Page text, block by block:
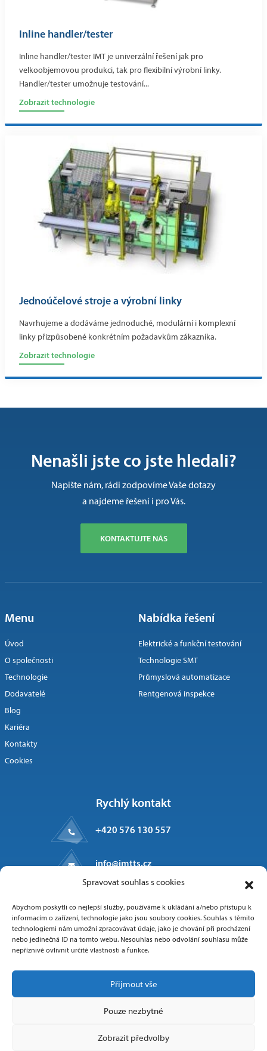
Spravovat souhlas s cookies
Abychom poskytli co nejlepší služby, používáme k ukládání a/nebo přístupu k
informacím o zařízení, technologie jako jsou soubory cookies. Souhlas s těmito
technologiemi nám umožní zpracovávat údaje, jako je chování při procházení
nebo jedinečná ID na tomto webu. Nesouhlas nebo odvolání souhlasu může
nepříznivě ovlivnit určité vlastnosti a funkce.
Přijmout vše
Pouze nezbytné
Zobrazit předvolby
Inline handler/tester
Inline handler/tester IMT je univerzální řešení jak pro
velkoobjemovou produkci, tak pro flexibilní výrobní linky.
Handler/tester umožnuje testování...
Zobrazit technologie
Jednoúčelové stroje a výrobní linky
Navrhujeme a dodáváme jednoduché, modulární i komplexní
linky přizpůsobené konkrétním požadavkům zákazníka.
Zobrazit technologie
Nenašli jste co jste hledali?
Napište nám, rádi zodpovíme Vaše dotazy
a najdeme řešení i pro Vás.
KONTAKTUJTE NÁS
Menu
Úvod
O společnosti
Technologie
Dodavatelé
Blog
Kariéra
Kontakty
Cookies
Nabídka řešení
Elektrické a funkční testování
Technologie SMT
Průmyslová automatizace
Rentgenová inspekce
Rychlý kontakt
+420 576 130 557
info@imtts.cz
Valašské Meziříčí, 757 01
Sledujte nás